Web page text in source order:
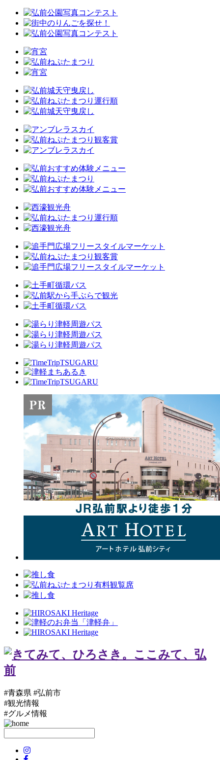
#青森県 #弘前市
#観光情報
#グルメ情報